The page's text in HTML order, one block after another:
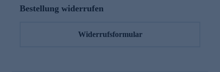
Bestellung widerrufen
Widerrufsformular